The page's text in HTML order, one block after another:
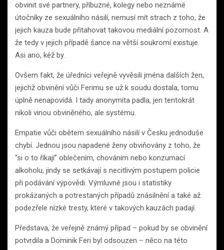
obvinit své partnery, příbuzné, kolegy nebo neznámé
útočníky ze sexuálního násilí, nemusí mít strach z toho, že
jejich kauza bude přitahovat takovou mediální pozornost. A
že tedy v jejich případě šance na větší soukromí existuje.
Asi ano, kéž by.
Ovšem fakt, že úředníci veřejně vyvěsili jména dalších žen,
jejichž obvinění vůči Ferimu se už k soudu dostala, tomu
úplně nenapovídá. I tady anonymita padla, jen tentokrát
nikoli vinou obviněného, ale systému.
Empatie vůči obětem sexuálního násilí v Česku jednoduše
chybí. Jednou jsou napadené ženy obviňovány z toho, že
“si o to říkají” oblečením, chováním nebo konzumací
alkoholu, jindy se setkávají s necitlivým postupem policie
při podávání výpovědi. Výmluvné jsou i statistiky
prokázaných a potrestaných případů znásilnění a také až
podezřele nízké tresty, které v takových kauzách padají.
Představa, že veřejně známý případ – pokud by se obvinění
potvrdila a Dominik Feri byl odsouzen – něco na této